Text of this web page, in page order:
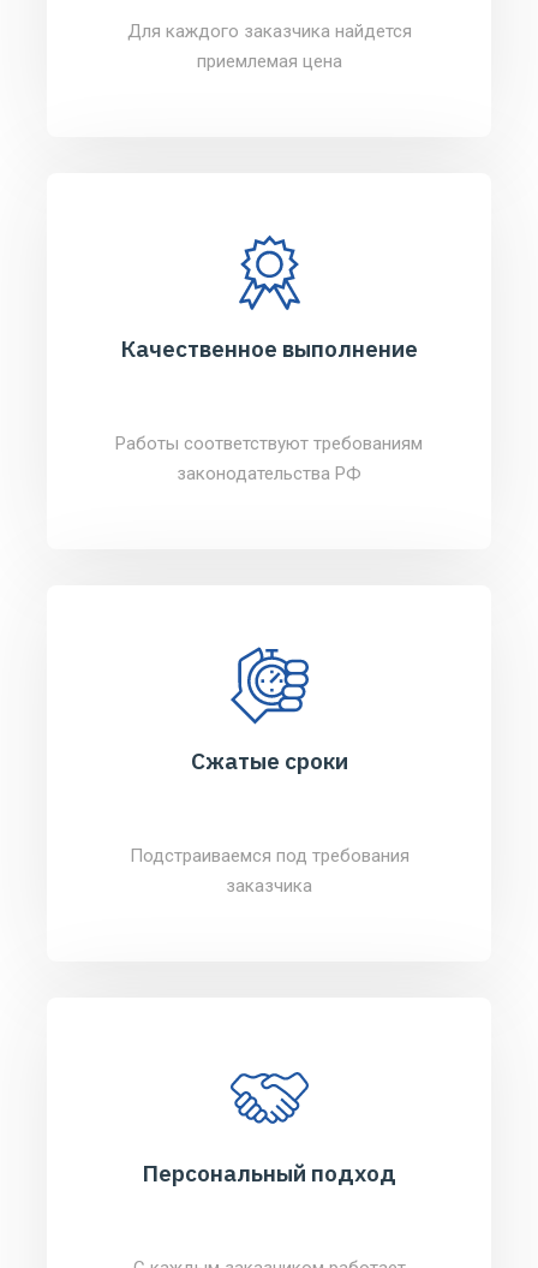
Для каждого заказчика найдется
приемлемая цена
Качественное выполнение
Работы соответствуют требованиям
законодательства РФ
Сжатые сроки
Подстраиваемся под требования
заказчика
Персональный подход